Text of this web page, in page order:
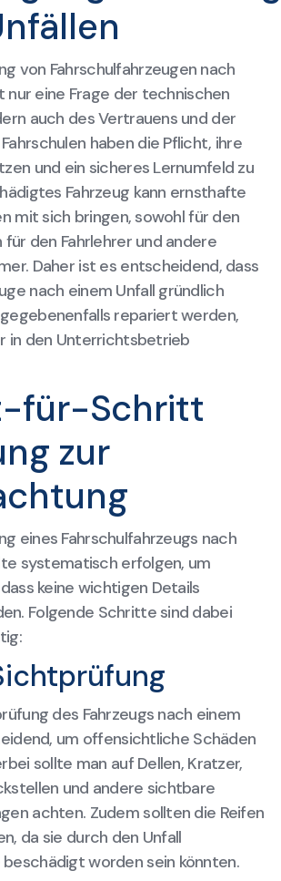
von Fahrschulfahrzeugen nach
nur eine Frage der technischen
auch des Vertrauens und der
haben die Pflicht, ihre
und ein sicheres Lernumfeld zu
Fahrzeug kann ernsthafte
mit sich bringen, sowohl für den
für den Fahrlehrer und andere
Daher ist es entscheidend, dass
nach einem Unfall gründlich
repariert werden,
in den Unterrichtsbetrieb
für-Schritt
zur
eines Fahrschulfahrzeugs nach
systematisch erfolgen, um
keine wichtigen Details
Folgende Schritte sind dabei
des Fahrzeugs nach einem
um offensichtliche Schäden
sollte man auf Dellen, Kratzer,
und andere sichtbare
achten. Zudem sollten die Reifen
da sie durch den Unfall
worden sein könnten.